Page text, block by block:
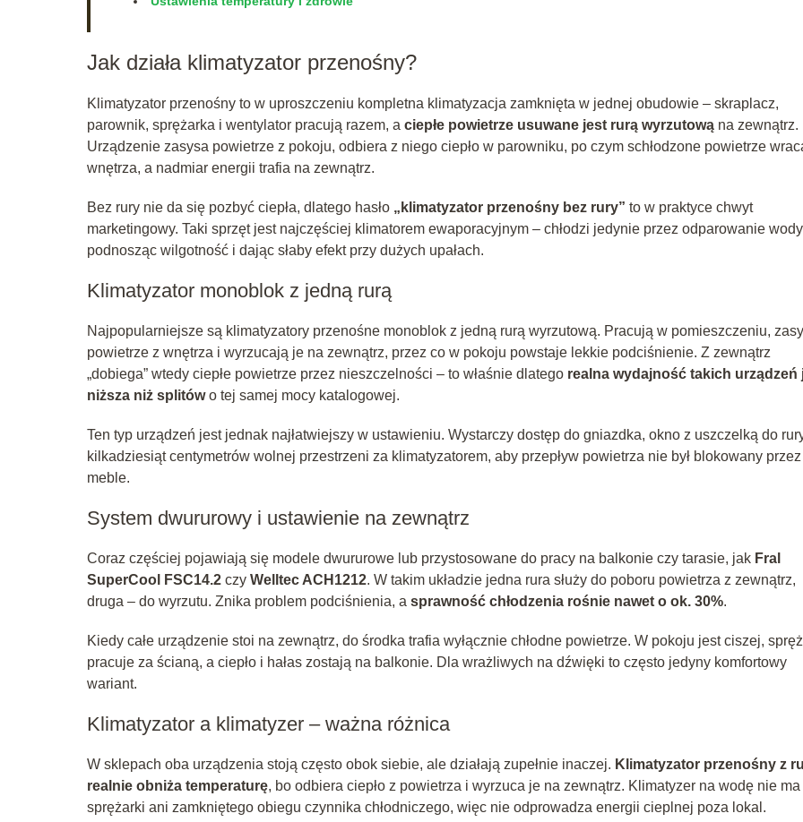
Jak działa klimatyzator przenośny?
Klimatyzator przenośny to w uproszczeniu kompletna klimatyzacja zamknięta w jednej obudowie – skraplacz,
parownik, sprężarka i wentylator pracują razem, a ciepłe powietrze usuwane jest rurą wyrzutową na zewnątrz.
Urządzenie zasysa powietrze z pokoju, odbiera z niego ciepło w parowniku, po czym schłodzone powietrze
wnętrza, a nadmiar energii trafia na zewnątrz.
Bez rury nie da się pozbyć ciepła, dlatego hasło „klimatyzator przenośny bez rury” to w praktyce chwyt
marketingowy. Taki sprzęt jest najczęściej klimatorem ewaporacyjnym – chłodzi jedynie przez odparowanie
podnosząc wilgotność i dając słaby efekt przy dużych upałach.
Klimatyzator monoblok z jedną rurą
Najpopularniejsze są klimatyzatory przenośne monoblok z jedną rurą wyrzutową. Pracują w pomieszczeniu,
powietrze z wnętrza i wyrzucają je na zewnątrz, przez co w pokoju powstaje lekkie podciśnienie. Z zewnątrz
„dobiega” wtedy ciepłe powietrze przez nieszczelności – to właśnie dlatego realna wydajność takich urządzeń
niższa niż splitówo tej samej mocy katalogowej.
Ten typ urządzeń jest jednak najłatwiejszy w ustawieniu. Wystarczy dostęp do gniazdka, okno z uszczelką do
kilkadziesiąt centymetrów wolnej przestrzeni za klimatyzatorem, aby przepływ powietrza nie był blokowany przez
meble.
System dwururowy i ustawienie na zewnątrz
Coraz częściej pojawiają się modele dwururowe lub przystosowane do pracy na balkonie czy tarasie, jak Fral
SuperCool FSC14.2 czy Welltec ACH1212. W takim układzie jedna rura służy do poboru powietrza z zewnątrz,
druga – do wyrzutu. Znika problem podciśnienia, a sprawność chłodzenia rośnie nawet o ok. 30%.
Kiedy całe urządzenie stoi na zewnątrz, do środka trafia wyłącznie chłodne powietrze. W pokoju jest ciszej,
pracuje za ścianą, a ciepło i hałas zostają na balkonie. Dla wrażliwych na dźwięki to często jedyny komfortowy
wariant.
Klimatyzator a klimatyzer – ważna różnica
W sklepach oba urządzenia stoją często obok siebie, ale działają zupełnie inaczej. Klimatyzator przenośny z
realnie obniża temperaturę, bo odbiera ciepło z powietrza i wyrzuca je na zewnątrz. Klimatyzer na wodę nie ma
sprężarki ani zamkniętego obiegu czynnika chłodniczego, więc nie odprowadza energii cieplnej poza lokal.